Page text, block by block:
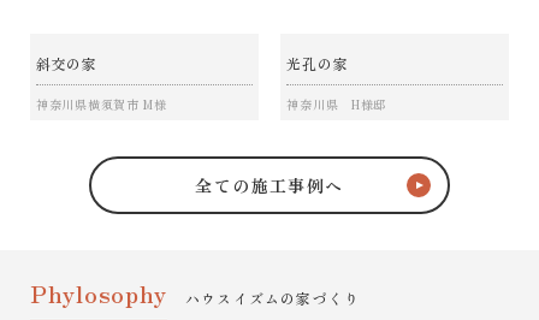
斜交の家
神奈川県横須賀市 M様
光孔の家
神奈川県 H様邸
全ての施工事例へ
Phylosophy ハウスイズムの家づくり